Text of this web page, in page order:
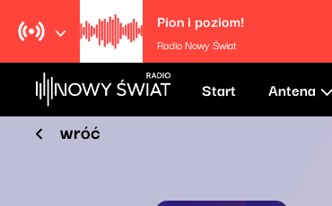
Pion i poziom!
Radio Nowy Świat
Start Antena
wróć